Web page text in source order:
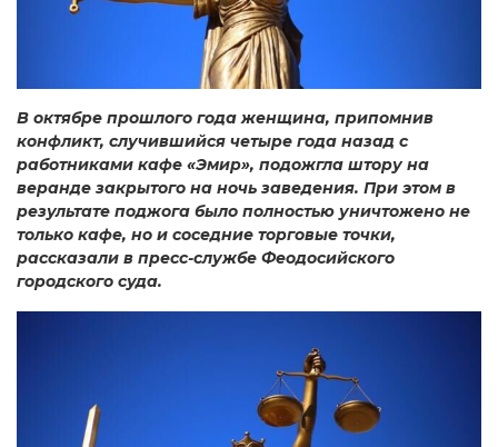
В октябре прошлого года женщина, припомнив
конфликт, случившийся четыре года назад с
работниками кафе «Эмир», подожгла штору на
веранде закрытого на ночь заведения. При этом в
результате поджога было полностью уничтожено не
только кафе, но и соседние торговые точки,
рассказали в пресс-службе Феодосийского
городского суда.